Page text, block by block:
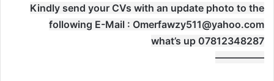
‏Kindly send your CVs with an update photo to the
following E-Mail : Omerfawzy511@yahoo.com
—————